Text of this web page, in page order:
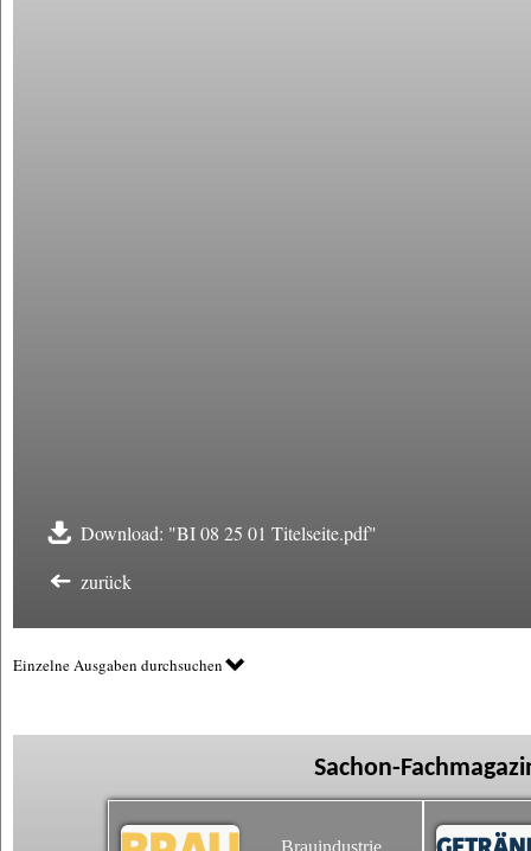
Download: "BI 08 25 01 Titelseite.pdf"
zurück
Einzelne Ausgaben durchsuchen
Sachon-
Brauindustrie